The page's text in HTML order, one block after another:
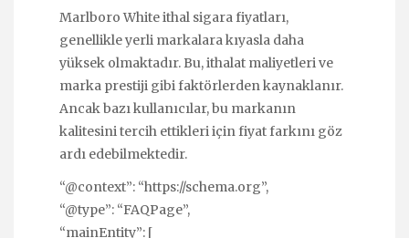
Marlboro White ithal sigara fiyatları,
genellikle yerli markalara kıyasla daha
yüksek olmaktadır. Bu, ithalat maliyetleri ve
marka prestiji gibi faktörlerden kaynaklanır.
Ancak bazı kullanıcılar, bu markanın
kalitesini tercih ettikleri için fiyat farkını göz
ardı edebilmektedir.
“@context”: “https://schema.org”,
“@type”: “FAQPage”,
“mainEntity”: [